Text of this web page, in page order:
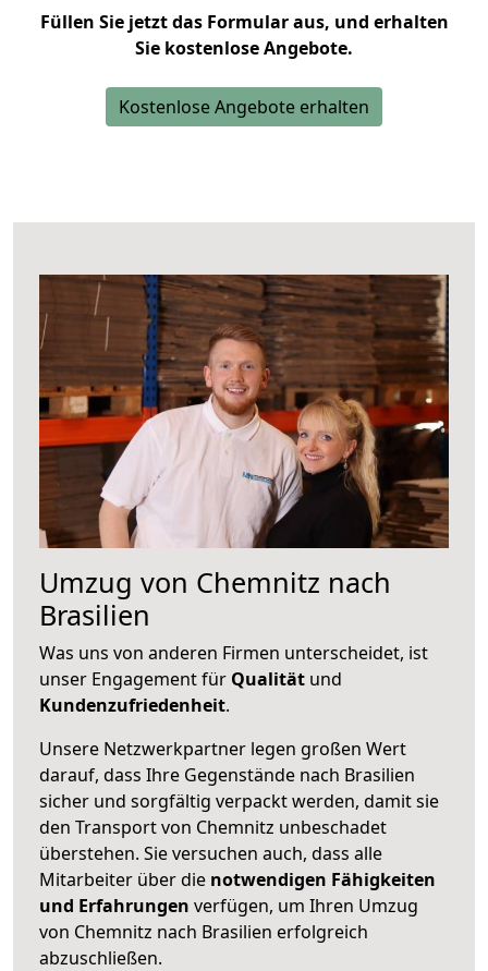
Füllen Sie jetzt das Formular aus, und erhalten
Sie kostenlose Angebote.
Kostenlose Angebote erhalten
Umzug von Chemnitz nach
Brasilien
Was uns von anderen Firmen unterscheidet, ist
unser Engagement für Qualität und
Kundenzufriedenheit.
Unsere Netzwerkpartner legen großen Wert
darauf, dass Ihre Gegenstände nach Brasilien
sicher und sorgfältig verpackt werden, damit sie
den Transport von Chemnitz unbeschadet
überstehen. Sie versuchen auch, dass alle
Mitarbeiter über die notwendigen Fähigkeiten
und Erfahrungen verfügen, um Ihren Umzug
von Chemnitz nach Brasilien erfolgreich
abzuschließen.